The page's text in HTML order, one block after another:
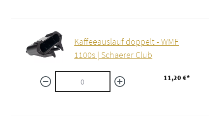
Kaffeeauslauf doppelt - WMF
1100s | Schaerer Club
11,20 €*